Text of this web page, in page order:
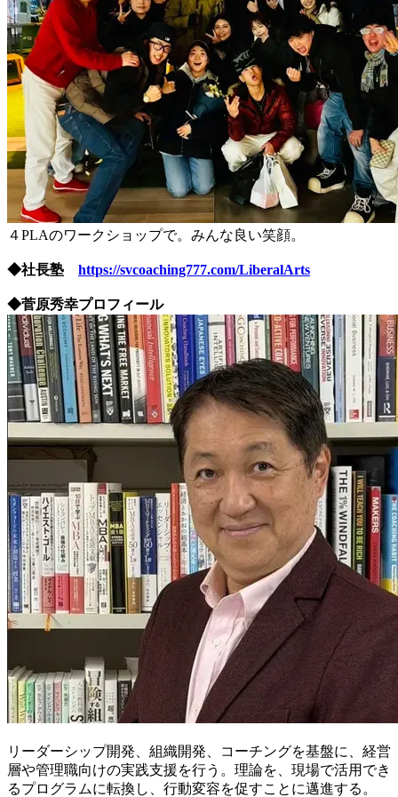
４PLAのワークショップで。みんな良い笑顔。
◆社長塾 https://svcoaching777.com/LiberalArts
◆菅原秀幸プロフィール
リーダーシップ開発、組織開発、コーチングを基盤に、経営
層や管理職向けの実践支援を行う。理論を、現場で活用でき
るプログラムに転換し、行動変容を促すことに邁進する。